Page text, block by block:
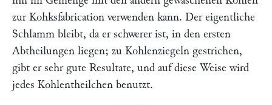
zur Kohksfabrication verwenden kann. Der eigentliche
Schlamm bleibt, da er schwerer ist, in den ersten
Abtheilungen liegen; zu Kohlenziegeln gestrichen,
gibt er sehr gute Resultate, und auf diese Weise wird
jedes Kohlentheilchen benutzt.